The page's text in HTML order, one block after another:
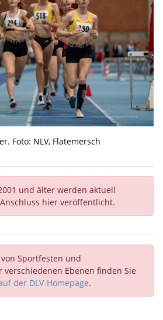
Foto: NLV, Flatemersch
und älter werden aktuell
hier veröffentlicht.
Sportfesten und
Ebenen finden Sie
der DLV-Homepage.